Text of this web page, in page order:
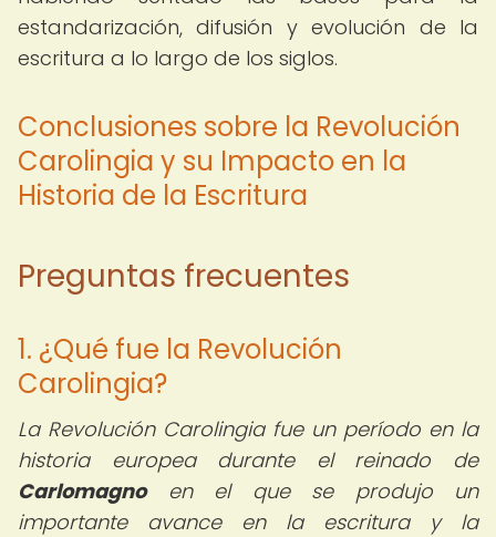
estandarización, difusión y evolución de la
escritura a lo largo de los siglos.
Conclusiones sobre la Revolución
Carolingia y su Impacto en la
Historia de la Escritura
Preguntas frecuentes
1. ¿Qué fue la Revolución
Carolingia?
La Revolución Carolingia fue un período en la
historia europea durante el reinado de
Carlomagnoen el que se produjo un
importante avance en la escritura y la